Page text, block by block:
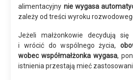
alimentacyjny nie wygasa
zależy od treści wyroku
Jeżeli małżonkowie decydują się
i wrócić do wspólnego życia,
wobec współmałżonka wygasa,
istnienia przestają mieć